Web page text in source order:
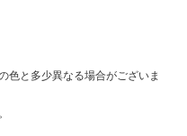
色と多少異なる場合がございま